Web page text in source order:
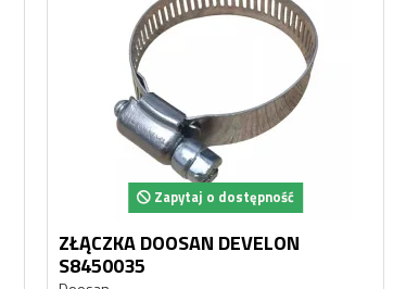
Zapytaj o dostępność
ZŁĄCZKA DOOSAN DEVELON
S8450035
HYDROAKUMULATOR
AKUMULATOR HYDRAULICZNY
DAEWOO DOOSAN MEGA 250
K1014741, 460-00015, 2460-9055